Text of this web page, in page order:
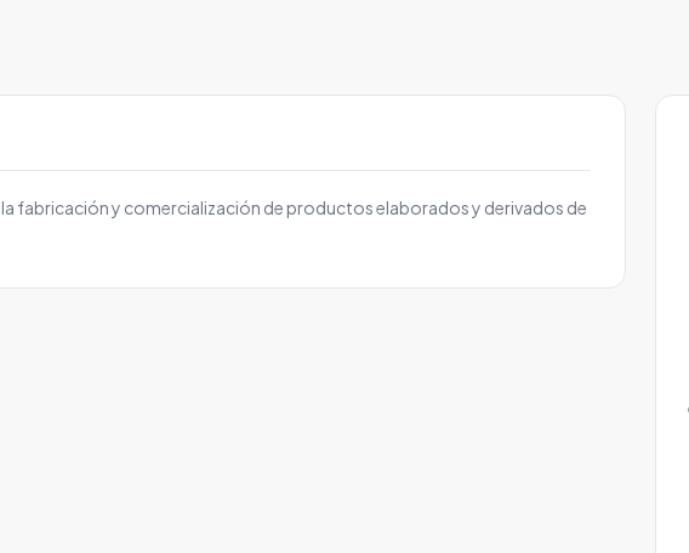
fabricación y comercialización de productos elaborados y derivados de